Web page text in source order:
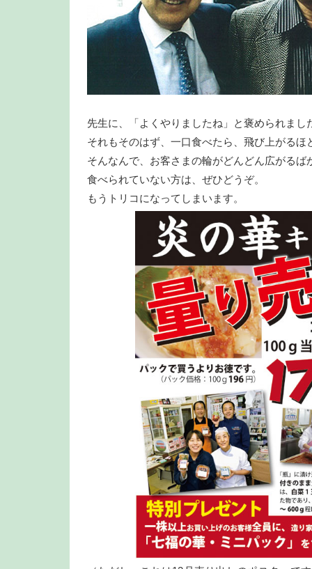
先生に、「よくやりましたね」と褒められまし
それもそのはず、一口食べたら、飛び上がるほ
そんなんで、お客さまの輪がどんどん広がるば
食べられていない方は、ぜひどうぞ。
もうトリコになってしまいます。